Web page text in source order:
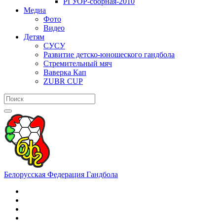
Медиа
Фото
Видео
Детям
СУСУ
Развитие детско-юношеского гандбола
Стремительный мяч
Ваверка Кап
ZUBR CUP
Белорусская Федерация Гандбола